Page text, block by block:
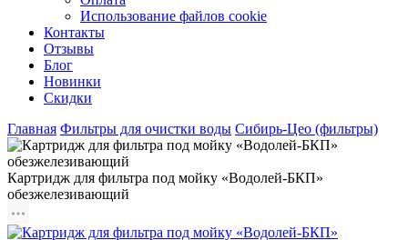
Использование файлов cookie
Контакты
Отзывы
Блог
Новинки
Скидки
Главная Фильтры для очистки воды Сибирь-Цео (фильтры)
Картридж для фильтра под мойку «Водолей-БКП»
обезжелезивающий